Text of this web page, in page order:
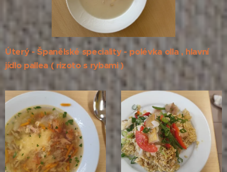
Úterý - Španělské speciality - polévka olla , hlavní
jídlo pallea ( rizoto s rybami )